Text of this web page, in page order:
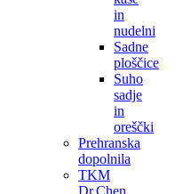
in
nudelni
Sadne
ploščice
Suho
sadje
in
oreščki
Prehranska
dopolnila
TKM
Dr.Chen